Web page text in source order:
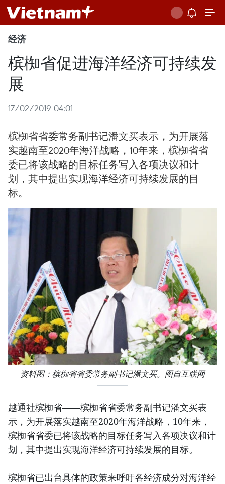
经济
槟椥省促进海洋经济可持续发
展
17/02/2019 04:01
槟椥省省委常务副书记潘文买表示，为开展落
实越南至2020年海洋战略，10年来，槟椥省省
委已将该战略的目标任务写入各项决议和计
划，其中提出实现海洋经济可持续发展的目
标。
资料图：槟椥省省委常务副书记潘文买。图自互联网
越通社槟椥省——槟椥省省委常务副书记潘文买表
示，为开展落实越南至2020年海洋战略，10年来，
槟椥省省委已将该战略的目标任务写入各项决议和计
划，其中提出实现海洋经济可持续发展的目标。
槟椥省已出台具体的政策来呼吁各经济成分对海洋经